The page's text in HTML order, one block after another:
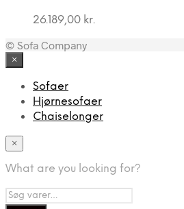
26.189,00 kr.
© Sofa Company
×
Sofaer
Hjørnesofaer
Chaiselonger
×
What are you looking for?